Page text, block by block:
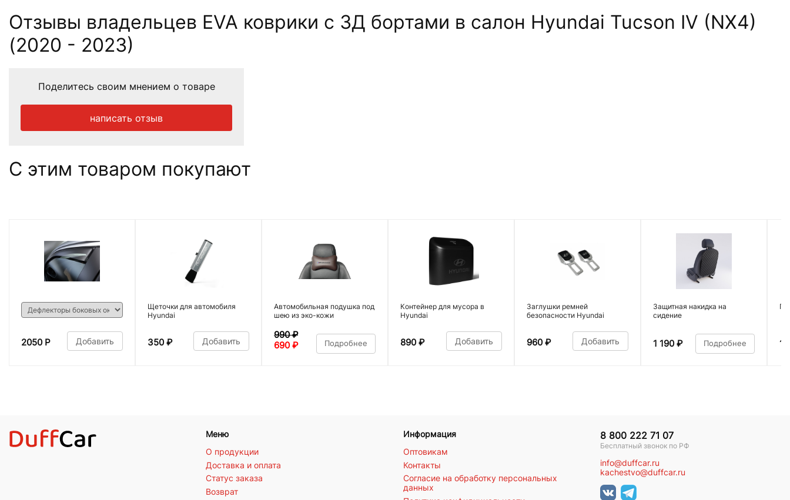
Отзывы владельцев EVA коврики c 3Д бортами в салон Hyundai Tucson IV (NX4)
(2020 - 2023)
Поделитесь своим мнением о товаре
написать отзыв
С этим товаром покупают
2050 Р Добавить
Щеточки для автомобиля
Hyundai
350 ₽ Добавить
Автомобильная подушка под
шею из эко-кожи
990₽
690 ₽ Подробнее
Контейнер для мусора в
Hyundai
890 ₽ Добавить
Заглушки ремней
безопасности Hyundai
960 ₽ Добавить
Защитная накидка на
сидение
1 190 ₽ Подробнее 1
Меню
О продукции
Доставка и оплата
Статус заказа
Возврат
Информация
Оптовикам
Контакты
Согласие на обработку персональных
данных
8 800 222 71 07
Бесплатный звонок по РФ
info@duffcar.ru
kachestvo@duffcar.ru